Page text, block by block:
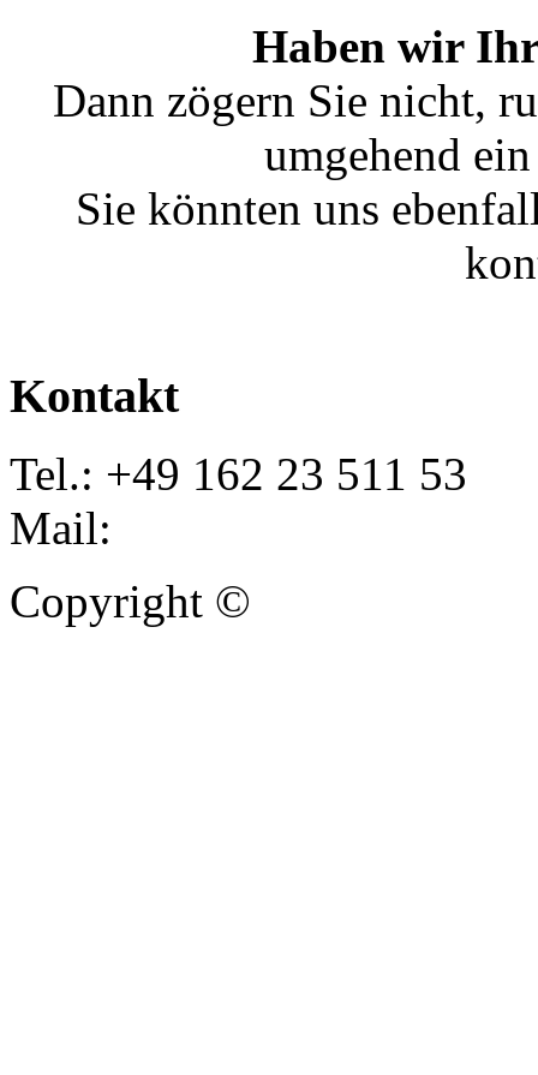
Haben wir Ihr
Dann zögern Sie nicht,
umgehend
Sie könnten uns
Kontakt
Tel.: +49 162 23 511 53
Mail:
Copyright ©